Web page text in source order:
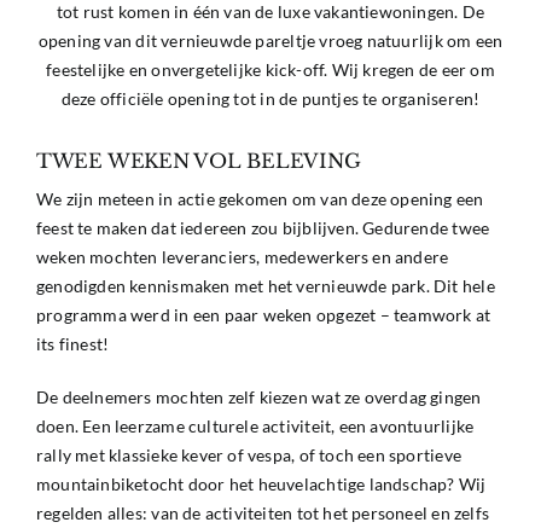
tot rust komen in één van de luxe vakantiewoningen. De
opening van dit vernieuwde pareltje vroeg natuurlijk om een
feestelijke en onvergetelijke kick-off. Wij kregen de eer om
deze officiële opening tot in de puntjes te organiseren!
TWEE WEKEN VOL BELEVING
We zijn meteen in actie gekomen om van deze opening een
feest te maken dat iedereen zou bijblijven. Gedurende twee
weken mochten leveranciers, medewerkers en andere
genodigden kennismaken met het vernieuwde park. Dit hele
programma werd in een paar weken opgezet – teamwork at
its finest!
De deelnemers mochten zelf kiezen wat ze overdag gingen
doen. Een leerzame culturele activiteit, een avontuurlijke
rally met klassieke kever of vespa, of toch een sportieve
mountainbiketocht door het heuvelachtige landschap? Wij
regelden alles: van de activiteiten tot het personeel en zelfs